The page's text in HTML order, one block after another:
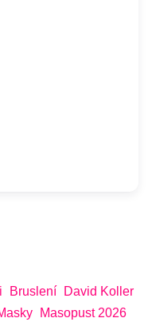
Bruslení
David Koller
Masopust 2026